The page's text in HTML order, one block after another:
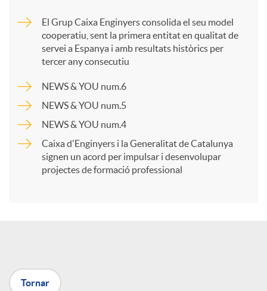
a
r
a
El Grup Caixa Enginyers consolida el seu model
cooperatiu, sent la primera entitat en qualitat de
servei a Espanya i amb resultats històrics per
tercer any consecutiu
NEWS & YOU num.6
NEWS & YOU num.5
NEWS & YOU num.4
Caixa d'Enginyers i la Generalitat de Catalunya
signen un acord per impulsar i desenvolupar
projectes de formació professional
Tornar